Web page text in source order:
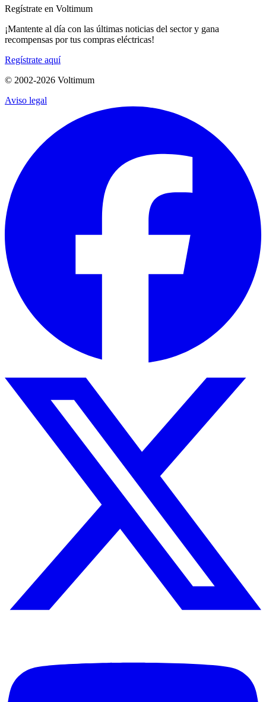
Regístrate en Voltimum
¡Mantente al día con las últimas noticias del sector y gana
recompensas por tus compras eléctricas!
Regístrate aquí
© 2002-2026 Voltimum
Aviso legal